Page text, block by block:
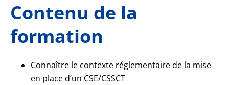
Contenu de la
formation
Connaître le contexte réglementaire de la mise
en place d’un CSE/CSSCT